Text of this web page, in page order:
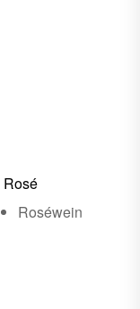
Rosé
Roséwein